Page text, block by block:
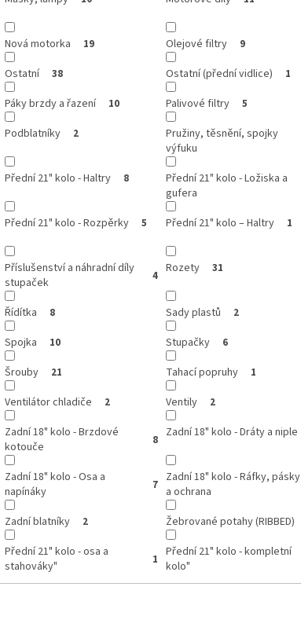
Nová motorka 19 Olejové filtry 9
Ostatní 38 Ostatní (přední vidlice) 1
Páky brzdy a řazení 10 Palivové filtry 5
Podblatníky 2
Pružiny, těsnění, spojky
výfuku
Přední 21" kolo - Haltry 8
Přední 21" kolo - Ložiska a
gufera
Přední 21" kolo - Rozpěrky 5 Přední 21" kolo – Haltry 1
Příslušenství a náhradní díly
stupaček
4 Rozety 31
Řídítka 8 Sady plastů 2
Spojka 10 Stupačky 6
Šrouby 21 Tahací popruhy 1
Ventilátor chladiče 2 Ventily 2
Zadní 18" kolo - Brzdové
kotouče
8 Zadní 18" kolo - Dráty a niple
Zadní 18" kolo - Osa a
napínáky
7
Zadní 18" kolo - Ráfky, pásky
a ochrana
Zadní blatníky 2 Žebrované potahy (RIBBED)
Přední 21" kolo - osa a
stahováky"
1
Přední 21" kolo - kompletní
kolo"